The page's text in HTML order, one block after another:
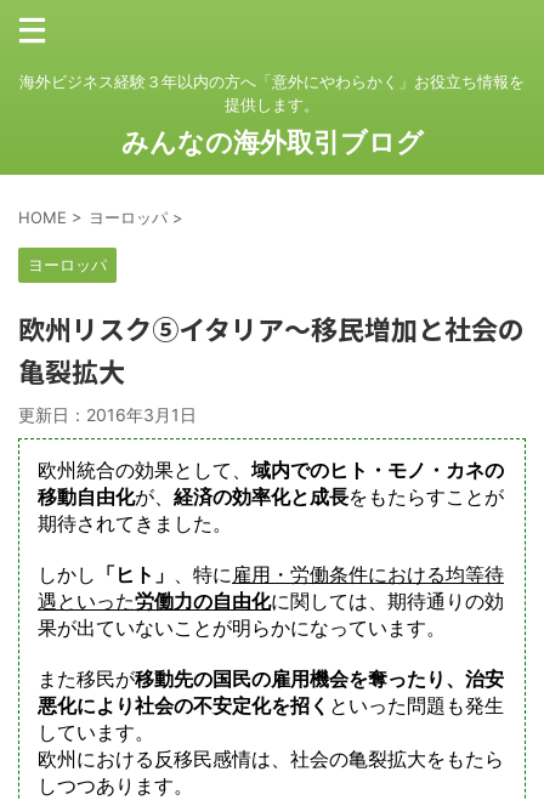
海外ビジネス経験３年以内の方へ「意外にやわらかく」お役立ち情報を
提供します。
みんなの海外取引ブログ
HOME > ヨーロッパ >
ヨーロッパ
欧州リスク⑤イタリア～移民増加と社会の
亀裂拡大
更新日： 2016年3月1日
欧州統合の効果として、 域内でのヒト・モノ・カネの
移動自由化が、 経済の効率化と成長をもたらすことが
期待されてきました。
しかし 「ヒト」 、特に雇用・労働条件における均等待
遇といった労働力の自由化に関しては、期待通りの効
果が出ていないことが明らかになっています。
また移民が移動先の国民の雇用機会を奪ったり、治安
悪化により社会の不安定化を招く といった問題も発生
しています。
欧州における反移民感情は、社会の亀裂拡大をもたら
しつつあります。